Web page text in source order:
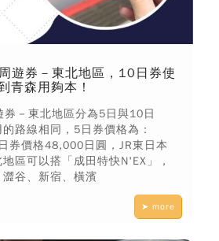
遊券－東北地區，10日券使
青森用夠本！
券－東北地區分為5日與10日
路線相同，5日券價格為：
券價格48,000日圓，JR東日本
區可以搭「成田特快N'EX」，
谷、新宿、橫濱
➤ more